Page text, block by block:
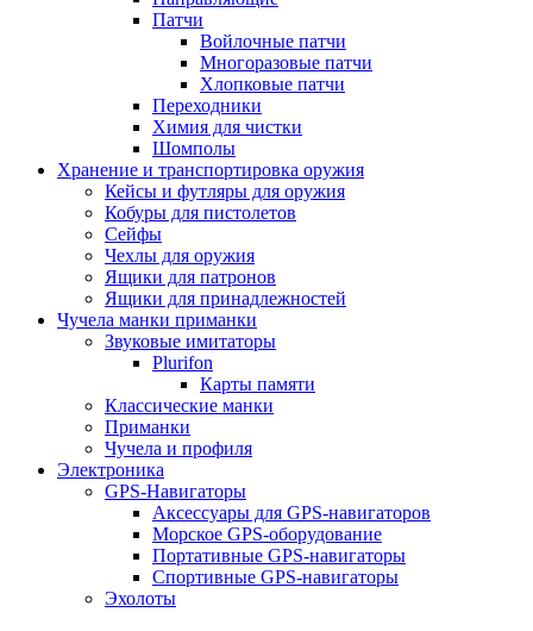
Патчи
Войлочные патчи
Многоразовые патчи
Хлопковые патчи
Переходники
Химия для чистки
Шомполы
Хранение и транспортировка оружия
Кейсы и футляры для оружия
Кобуры для пистолетов
Сейфы
Чехлы для оружия
Ящики для патронов
Ящики для принадлежностей
Чучела манки приманки
Звуковые имитаторы
Plurifon
Карты памяти
Классические манки
Приманки
Чучела и профиля
Электроника
GPS-Навигаторы
Аксессуары для GPS-навигаторов
Морское GPS-оборудование
Портативные GPS-навигаторы
Спортивные GPS-навигаторы
Эхолоты